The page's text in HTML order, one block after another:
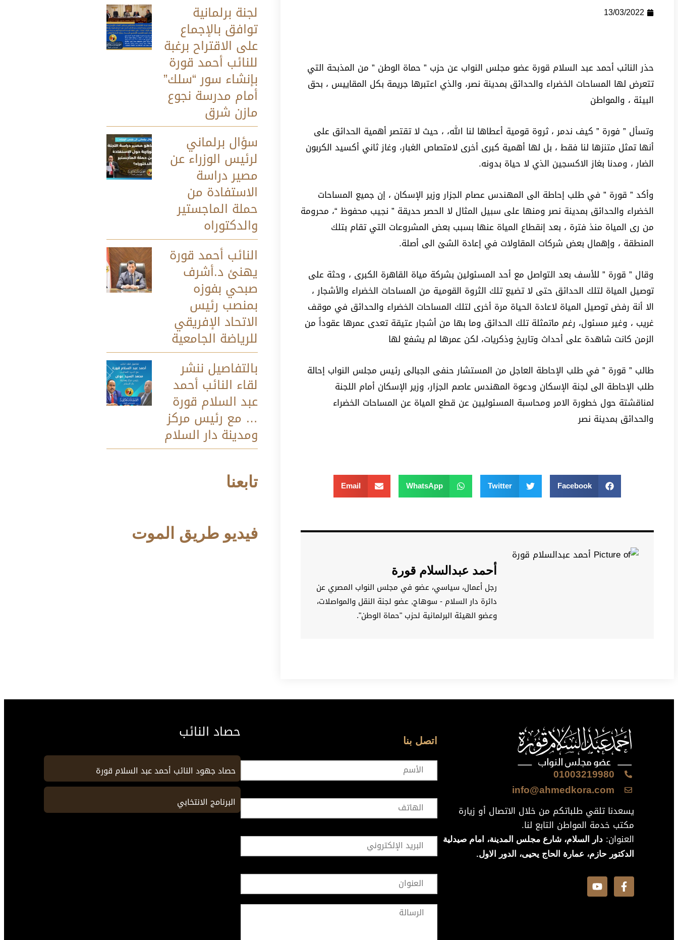
13/03/2022
حذر النائب أحمد عبد السلام قورة عضو مجلس النواب عن حزب ” حماة الوطن ” من المذبحة التي
تتعرض لها المساحات الخضراء والحدائق بمدينة نصر، والذي اعتبرها جريمة بكل المقاييس ، بحق
البيئة ، والمواطن
وتسأل ” فورة ” كيف ندمر ، ثروة قومية أعطاها لنا الله، ، حيث لا تقتصر أهمية الحدائق على
أنها تمثل متنزها لنا فقط ، بل لها أهمية كبرى أخرى لامتصاص الغبار، وغاز ثاني أكسيد الكربون
الضار ، ومدنا بغاز الاكسجين الذي لا حياة بدونه.
وأكد ” قورة ” في طلب إحاطة الى المهندس عصام الجزار وزير الإسكان ، إن جميع المساحات
الخضراء والحدائق بمدينة نصر ومنها على سبيل المثال لا الحصر حديقة ” نجيب محفوظ “، محرومة
من رى المياة منذ فترة ، بعد إنقطاع المياة عنها بسبب بعض المشروعات التي تقام بتلك
المنطقة ، وإهمال بعض شركات المقاولات في إعادة الشئ الى أصلة.
وقال ” قورة ” للأسف بعد التواصل مع أحد المسئولين بشركة مياة القاهرة الكبرى ، وحثة على
توصيل المياة لتلك الحدائق حتى لا تضيع تلك الثروة القومية من المساحات الخضراء والأشجار ،
الا أنة رفض توصيل المياة لاعادة الحياة مرة أخرى لتلك المساحات الخضراء والحدائق في موقف
غريب ، وغير مسئول، رغم ماتمثلة تلك الحدائق وما بها من أشجار عتيقة تعدى عمرها عقوداً من
الزمن كانت شاهدة على أحداث وتاريخ وذكريات، لكن عمرها لم يشفع لها
طالب ” قورة ” في طلب الإحاطة العاجل من المستشار حنفى الجبالى رئيس مجلس النواب إحالة
طلب الإحاطة الى لجنة الإسكان ودعوة المهندس عاصم الجزار، وزير الإسكان أمام اللجنة
لمناقشتة حول خطورة الامر ومحاسبة المسئوليين عن قطع المياة عن المساحات الخضراء
والحدائق بمدينة نصر
Facebook
Twitter
WhatsApp
Email
أحمد عبدالسلام قورة
رجل أعمال، سياسي، عضو في مجلس النواب المصري عن
دائرة دار السلام - سوهاج, عضو لجنة النقل والمواصلات،
وعضو الهيئة البرلمانية لحزب "حماة الوطن".
لجنة برلمانية
توافق بالإجماع
على الاقتراح برغبة
للنائب أحمد قورة
بإنشاء سور “سلك”
أمام مدرسة نجوع
مازن شرق
سؤال برلماني
لرئيس الوزراء عن
مصير دراسة
الاستفادة من
حملة الماجستير
والدكتوراه
النائب أحمد قورة
يهنئ د.أشرف
صبحي بفوزه
بمنصب رئيس
الاتحاد الإفريقي
للرياضة الجامعية
بالتفاصيل ننشر
لقاء النائب أحمد
عبد السلام قورة
… مع رئيس مركز
ومدينة دار السلام
تابعنا
فيديو طريق الموت
01003219980
info@ahmedkora.com
يسعدنا تلقي طلباتكم من خلال الاتصال أو زيارة
مكتب خدمة المواطن التابع لنا.
العنوان: دار السلام، شارع مجلس المدينة، امام صيدلية
الدكتور حازم، عمارة الحاج يحيى، الدور الاول.
اتصل بنا حصاد النائب
حصاد جهود النائب أحمد عبد السلام قورة
البرنامج الانتخابي